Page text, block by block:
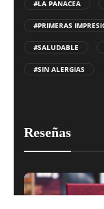
#LA PANACEA
#PRIMERAS
#SALUDABLE
#SIN ALERGIAS
Reseñas